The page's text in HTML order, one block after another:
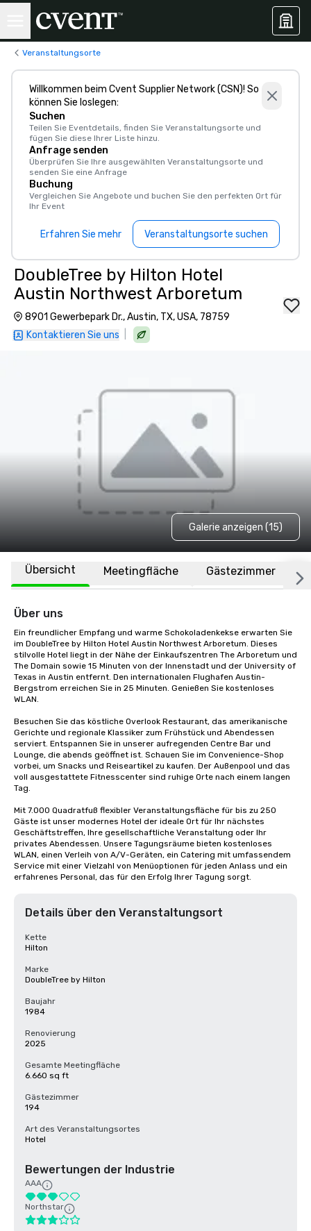
Veranstaltungsorte
Willkommen beim Cvent Supplier Network (CSN)! So
können Sie loslegen:
Suchen
Teilen Sie Eventdetails, finden Sie Veranstaltungsorte und
fügen Sie diese Ihrer Liste hinzu.
Anfrage senden
Überprüfen Sie Ihre ausgewählten Veranstaltungsorte und
senden Sie eine Anfrage
Buchung
Vergleichen Sie Angebote und buchen Sie den perfekten Ort für
Ihr Event
Erfahren Sie mehr Veranstaltungsorte suchen
DoubleTree by Hilton Hotel
Austin Northwest Arboretum
8901 Gewerbepark Dr., Austin, TX, USA, 78759
Kontaktieren Sie uns
Galerie anzeigen (15)
Übersicht Meetingfläche Gästezimmer
Über uns
Ein freundlicher Empfang und warme Schokoladenkekse erwarten Sie
im DoubleTree by Hilton Hotel Austin Northwest Arboretum. Dieses
stilvolle Hotel liegt in der Nähe der Einkaufszentren The Arboretum und
The Domain sowie 15 Minuten von der Innenstadt und der University of
Texas in Austin entfernt. Den internationalen Flughafen Austin-
Bergstrom erreichen Sie in 25 Minuten. Genießen Sie kostenloses
WLAN.
Besuchen Sie das köstliche Overlook Restaurant, das amerikanische
Gerichte und regionale Klassiker zum Frühstück und Abendessen
serviert. Entspannen Sie in unserer aufregenden Centre Bar und
Lounge, die abends geöffnet ist. Schauen Sie im Convenience-Shop
vorbei, um Snacks und Reiseartikel zu kaufen. Der Außenpool und das
voll ausgestattete Fitnesscenter sind ruhige Orte nach einem langen
Tag.
Mit 7.000 Quadratfuß flexibler Veranstaltungsfläche für bis zu 250
Gäste ist unser modernes Hotel der ideale Ort für Ihr nächstes
Geschäftstreffen, Ihre gesellschaftliche Veranstaltung oder Ihr
privates Abendessen. Unsere Tagungsräume bieten kostenloses
WLAN, einen Verleih von A/V-Geräten, ein Catering mit umfassendem
Service mit einer Vielzahl von Menüoptionen für jeden Anlass und ein
erfahrenes Personal, das für den Erfolg Ihrer Tagung sorgt.
Details über den Veranstaltungsort
Kette
Hilton
Marke
DoubleTree by Hilton
Baujahr
1984
Renovierung
2025
Gesamte Meetingfläche
6.660 sq ft
Gästezimmer
194
Art des Veranstaltungsortes
Hotel
Bewertungen der Industrie
AAA
Northstar